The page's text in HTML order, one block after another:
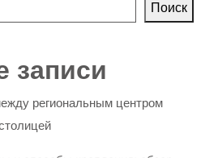
Поиск
записи
региональным центром